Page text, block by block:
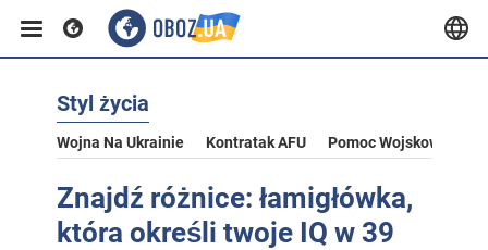
Styl życia
Wojna Na Ukrainie Kontratak AFU Pomoc Wojskowa Dla
Znajdź różnice: łamigłówka,
która określi twoje IQ w 39